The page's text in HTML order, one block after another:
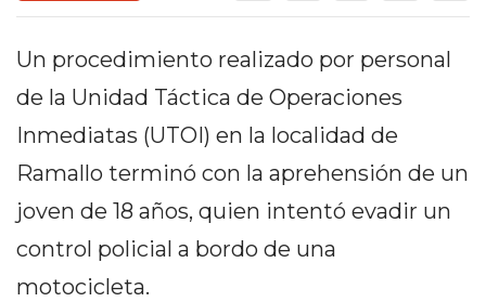
CHANGUITO.COM.AR Y
CÓMO FUNCIONA: CREAR
TIENDAS ONLINE CON
PEDIDOS POR WHATSAPP
TIENDA ONLINE GRATIS
EN ARGENTINA:
Un procedimiento realizado por personal
de la Unidad Táctica de Operaciones
Inmediatas (UTOI) en la localidad de
Ramallo terminó con la aprehensión de un
joven de 18 años, quien intentó evadir un
control policial a bordo de una
motocicleta.